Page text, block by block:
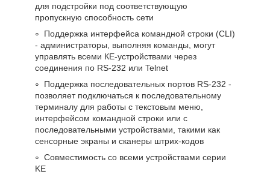
для подстройки под соответствующую
пропускную способность сети
Поддержка интерфейса командной строки (CLI)
- администраторы, выполняя команды, могут
управлять всеми КЕ-устройствами через
соединения по RS-232 или Telnet
Поддержка последовательных портов RS-232 -
позволяет подключаться к последовательному
терминалу для работы с текстовым меню,
интерфейсом командной строки или с
последовательными устройствами, такими как
сенсорные экраны и сканеры штрих-кодов
Совместимость со всеми устройствами серии
KE